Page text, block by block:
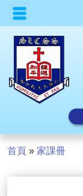
首頁 » 家課冊